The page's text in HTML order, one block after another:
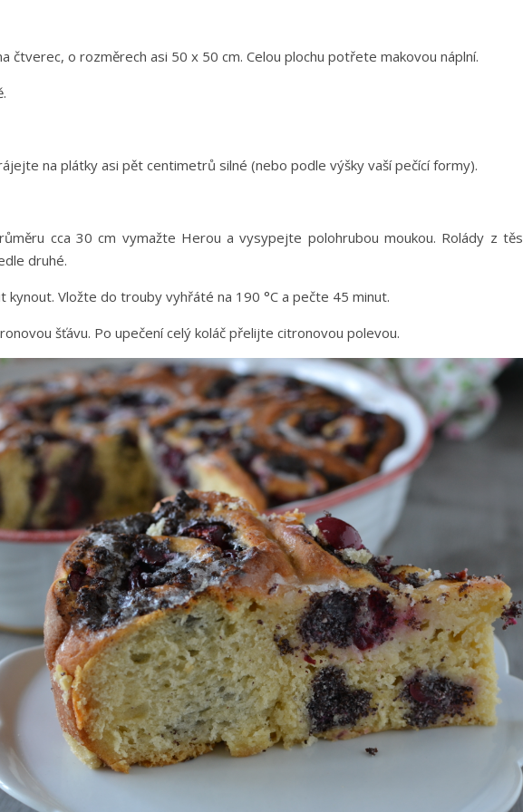
čtverec, o rozměrech asi 50 x 50 cm. Celou plochu potřete makovou náplní.
na plátky asi pět centimetrů silné (nebo podle výšky vaší pečící formy).
cca 30 cm vymažte Herou a vysypejte polohrubou moukou. Rolády z
druhé.
kynout. Vložte do trouby vyhřáté na 190 °C a pečte 45 minut.
šťávu. Po upečení celý koláč přelijte citronovou polevou.